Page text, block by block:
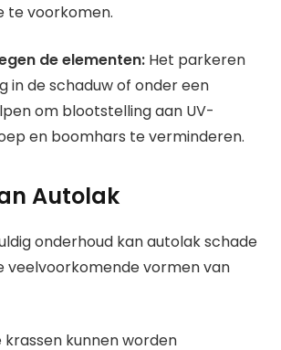
te voorkomen.
de elementen: Het parkeren
in de schaduw of onder een
om blootstelling aan UV-
en boomhars te verminderen.
Autolak
onderhoud kan autolak schade
veelvoorkomende vormen van
krassen kunnen worden